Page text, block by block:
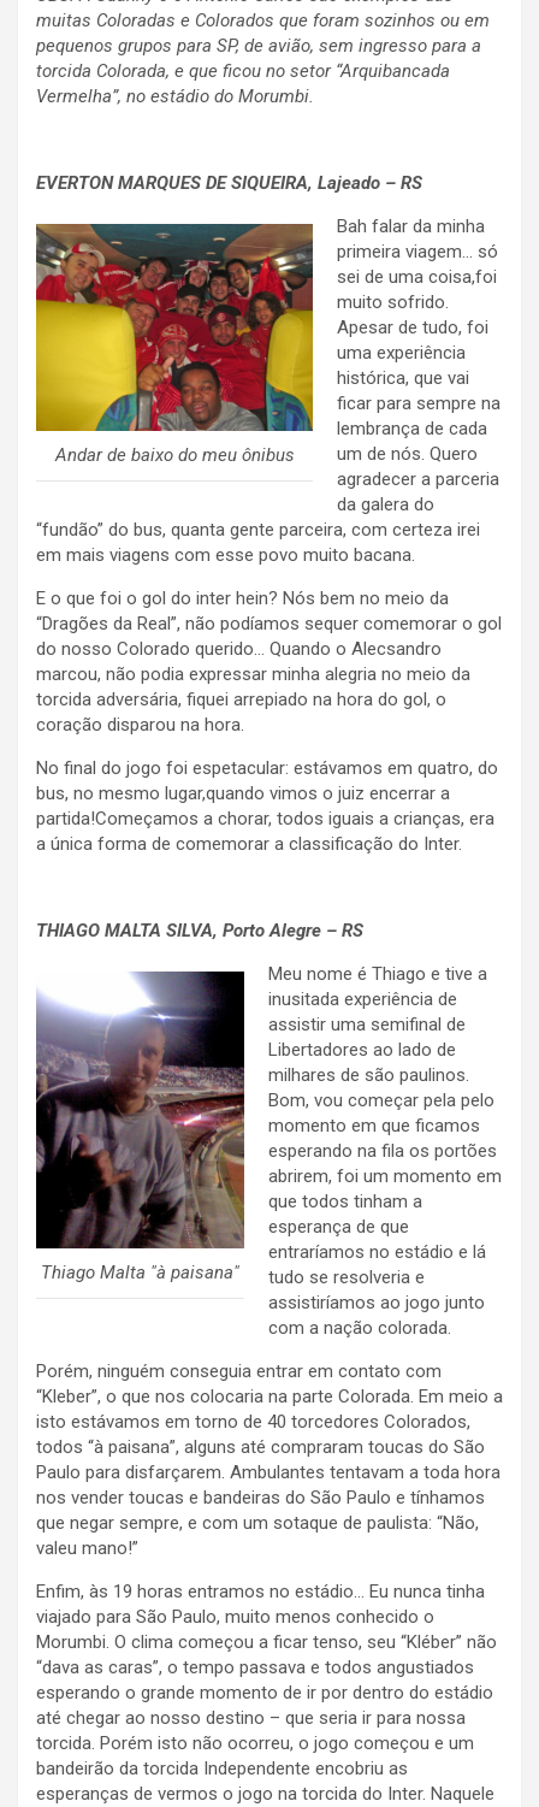
muitas Coloradas e Colorados que foram sozinhos ou em
pequenos grupos para SP, de avião, sem ingresso para a
torcida Colorada, e que ficou no setor “Arquibancada
Vermelha”, no estádio do Morumbi.
EVERTON MARQUES DE SIQUEIRA, Lajeado – RS
Andar de baixo do meu ônibus
Bah falar da minha
primeira viagem… só
sei de uma coisa,foi
muito sofrido.
Apesar de tudo, foi
uma experiência
histórica, que vai
ficar para sempre na
lembrança de cada
um de nós. Quero
agradecer a parceria
da galera do
“fundão” do bus, quanta gente parceira, com certeza irei
em mais viagens com esse povo muito bacana.
E o que foi o gol do inter hein? Nós bem no meio da
“Dragões da Real”, não podíamos sequer comemorar o gol
do nosso Colorado querido… Quando o Alecsandro
marcou, não podia expressar minha alegria no meio da
torcida adversária, fiquei arrepiado na hora do gol, o
coração disparou na hora.
No final do jogo foi espetacular: estávamos em quatro, do
bus, no mesmo lugar,quando vimos o juiz encerrar a
partida!Começamos a chorar, todos iguais a crianças, era
a única forma de comemorar a classificação do Inter.
THIAGO MALTA SILVA, Porto Alegre – RS
Thiago Malta "à paisana"
Meu nome é Thiago e tive a
inusitada experiência de
assistir uma semifinal de
Libertadores ao lado de
milhares de são paulinos.
Bom, vou começar pela pelo
momento em que ficamos
esperando na fila os portões
abrirem, foi um momento em
que todos tinham a
esperança de que
entraríamos no estádio e lá
tudo se resolveria e
assistiríamos ao jogo junto
com a nação colorada.
Porém, ninguém conseguia entrar em contato com
“Kleber”, o que nos colocaria na parte Colorada. Em meio a
isto estávamos em torno de 40 torcedores Colorados,
todos “à paisana”, alguns até compraram toucas do São
Paulo para disfarçarem. Ambulantes tentavam a toda hora
nos vender toucas e bandeiras do São Paulo e tínhamos
que negar sempre, e com um sotaque de paulista: “Não,
valeu mano!”
Enfim, às 19 horas entramos no estádio… Eu nunca tinha
viajado para São Paulo, muito menos conhecido o
Morumbi. O clima começou a ficar tenso, seu “Kléber” não
“dava as caras”, o tempo passava e todos angustiados
esperando o grande momento de ir por dentro do estádio
até chegar ao nosso destino – que seria ir para nossa
torcida. Porém isto não ocorreu, o jogo começou e um
bandeirão da torcida Independente encobriu as
esperanças de vermos o jogo na torcida do Inter. Naquele